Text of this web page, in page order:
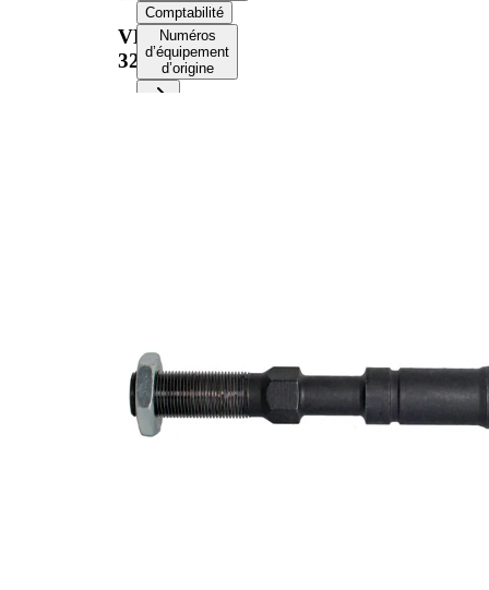
VKDY
323044
Comptabilité
Numéros
d’équipement
d’origine